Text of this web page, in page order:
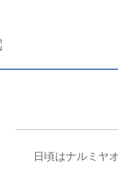
日頃はナルミヤ